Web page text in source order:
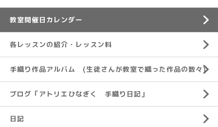
教室開催日カレンダー
各レッスンの紹介・レッスン料
手織り作品アルバム (生徒さんが教室で織った作品の数々)
ブログ「アトリエひなぎく 手織り日記」
日記